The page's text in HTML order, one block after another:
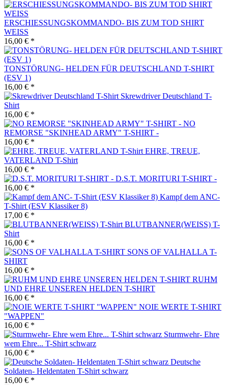
ERSCHIESSUNGSKOMMANDO- BIS ZUM TOD SHIRT
WEISS
16,00 € *
TONSTÖRUNG- HELDEN FÜR DEUTSCHLAND T-SHIRT
(ESV 1)
16,00 € *
Skrewdriver Deutschland T-
Shirt
16,00 € *
NO
REMORSE "SKINHEAD ARMY" T-SHIRT -
16,00 € *
EHRE, TREUE,
VATERLAND T-Shirt
16,00 € *
D.S.T. MORITURI T-SHIRT -
16,00 € *
Kampf dem ANC-
T-Shirt (ESV Klassiker 8)
17,00 € *
BLUTBANNER(WEISS) T-
Shirt
16,00 € *
SONS OF VALHALLA T-
SHIRT
16,00 € *
RUHM
UND EHRE UNSEREN HELDEN T-SHIRT
16,00 € *
NOIE WERTE T-SHIRT
"WAPPEN"
16,00 € *
Sturmwehr- Ehre
wem Ehre... T-Shirt schwarz
16,00 € *
Deutsche
Soldaten- Heldentaten T-Shirt schwarz
16,00 € *